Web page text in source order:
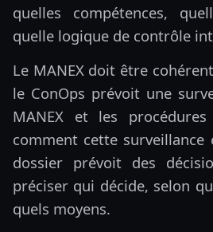
quelles compétences,
quelle logique de contrôle
Le MANEX doit être
le ConOps prévoit une
MANEX et les
comment cette surveillance
dossier prévoit des
préciser qui décide, selon
quels moyens.